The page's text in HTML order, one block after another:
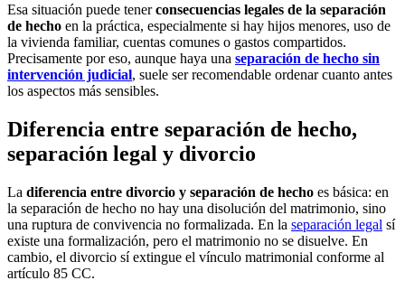
Esa situación puede tenerconsecuencias legales de la separación
de hecho en la práctica, especialmente si hay hijos menores, uso de
la vivienda familiar, cuentas comunes o gastos compartidos.
Precisamente por eso, aunque haya una separación de hecho sin
intervención judicial, suele ser recomendable ordenar cuanto antes
los aspectos más sensibles.
Diferencia entre separación de hecho,
separación legal y divorcio
La diferencia entre divorcio y separación de hecho es básica: en
la separación de hecho no hay una disolución del matrimonio, sino
una ruptura de convivencia no formalizada. En la separación legal sí
existe una formalización, pero el matrimonio no se disuelve. En
cambio, el divorcio sí extingue el vínculo matrimonial conforme al
artículo 85 CC.